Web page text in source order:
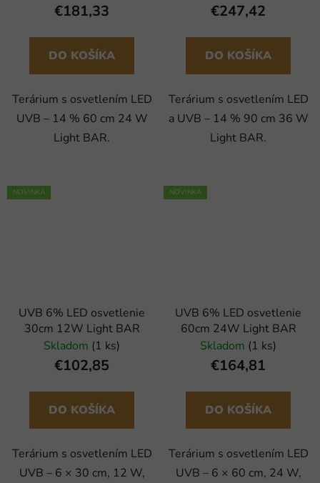
€181,33
DO KOŠÍKA
Terárium s osvetlením LED
UVB – 14 % 60 cm 24 W
Light BAR.
€247,42
DO KOŠÍKA
Terárium s osvetlením LED
a UVB – 14 % 90 cm 36 W
Light BAR.
NOVINKA
UVB 6% LED osvetlenie
30cm 12W Light BAR
Skladom (1 ks)
€102,85
DO KOŠÍKA
Terárium s osvetlením LED
UVB – 6 × 30 cm, 12 W,
NOVINKA
UVB 6% LED osvetlenie
60cm 24W Light BAR
Skladom (1 ks)
€164,81
DO KOŠÍKA
Terárium s osvetlením LED
UVB – 6 × 60 cm, 24 W,